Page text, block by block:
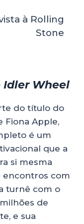
à Rolling
Stone
Idler Wheel
do título do
Fiona Apple,
é um
que a
si mesma
encontros com
turnê com o
de
e sua